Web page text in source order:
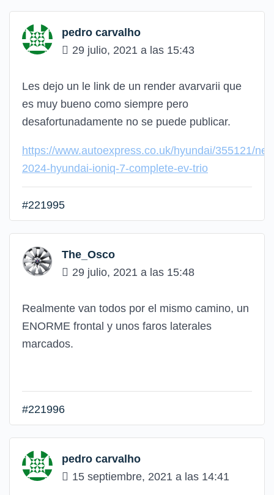
pedro carvalho
29 julio, 2021 a las 15:43
Les dejo un le link de un render avarvarii que
es muy bueno como siempre pero
desafortunadamente no se puede publicar.
https://www.autoexpress.co.uk/hyundai/355121/
2024-hyundai-ioniq-7-complete-ev-trio
#221995
The_Osco
29 julio, 2021 a las 15:48
Realmente van todos por el mismo camino, un
ENORME frontal y unos faros laterales
marcados.
#221996
pedro carvalho
15 septiembre, 2021 a las 14:41